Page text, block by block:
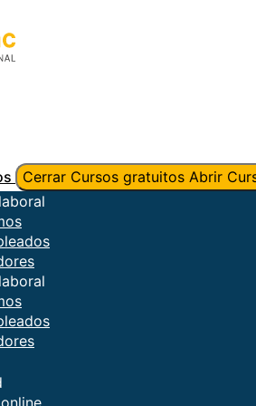
Cerrar Cursos gratuitos Abrir